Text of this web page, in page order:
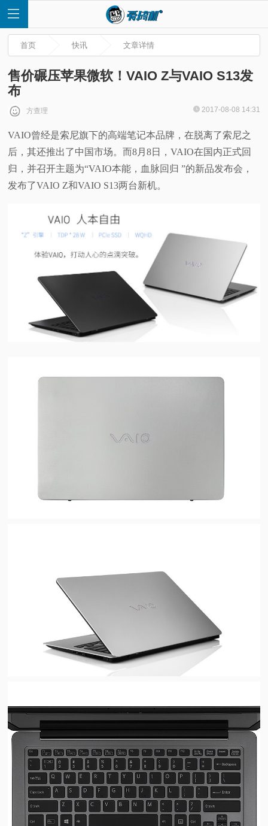
首
页
快
首页 快讯 文章详情
售价碾压苹果微软！VAIO Z与VAIO S13发
布
方查理 2017-08-08 14:31
VAIO曾经是索尼旗下的高端笔记本品牌，在脱离了索尼之
后，其还推出了中国市场。而8月8日，VAIO在国内正式回
归，并召开主题为“VAIO本能，血脉回归 ”的新品发布会，
发布了VAIO Z和VAIO S13两台新机。